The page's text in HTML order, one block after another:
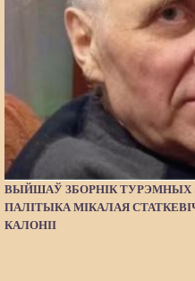
ВЫЙШАЎ ЗБОРНІК ТУРЭМНЫХ
ПАЛІТЫКА МІКАЛАЯ
КАЛОНІІ